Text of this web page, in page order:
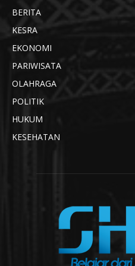
BERITA
KESRA
EKONOMI
PARIWISATA
OLAHRAGA
POLITIK
HUKUM
KESEHATAN